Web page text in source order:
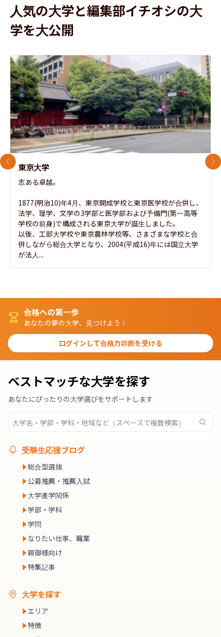
人気の大学と編集部イチオシの大
学を大公開
東京大学
志ある卓越。
1877(明治10)年4月、東京開成学校と東京医学校が合併し、
法学、理学、文学の3学部と医学部および予備門(第一高等
学校の前身)で構成される東京大学が誕生しました。
以後、工部大学校や東京農林学校等、さまざまな学校と合
併しながら総合大学となり、2004(平成16)年には国立大学
が法人...
前のスライド 次
合格への第一歩
あなたの夢の大学、見つけよう！
ログインして合格力診断を受ける
ベストマッチな大学を探す
あなたにぴったりの大学選びをサポートします
受験生応援ブログ
総合型選抜
公募推薦・推薦入試
大学進学関係
学部・学科
学問
なりたい仕事、職業
親御様向け
特集記事
大学を探す
エリア
特徴